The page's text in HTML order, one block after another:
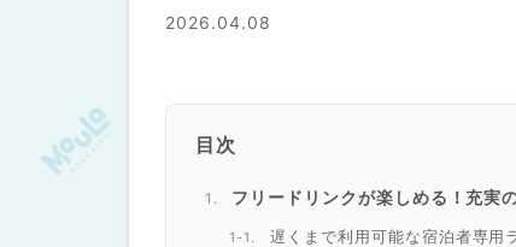
2026.04.08
目次
フリードリンクが楽しめる！充実
遅くまで利用可能な宿泊者専用